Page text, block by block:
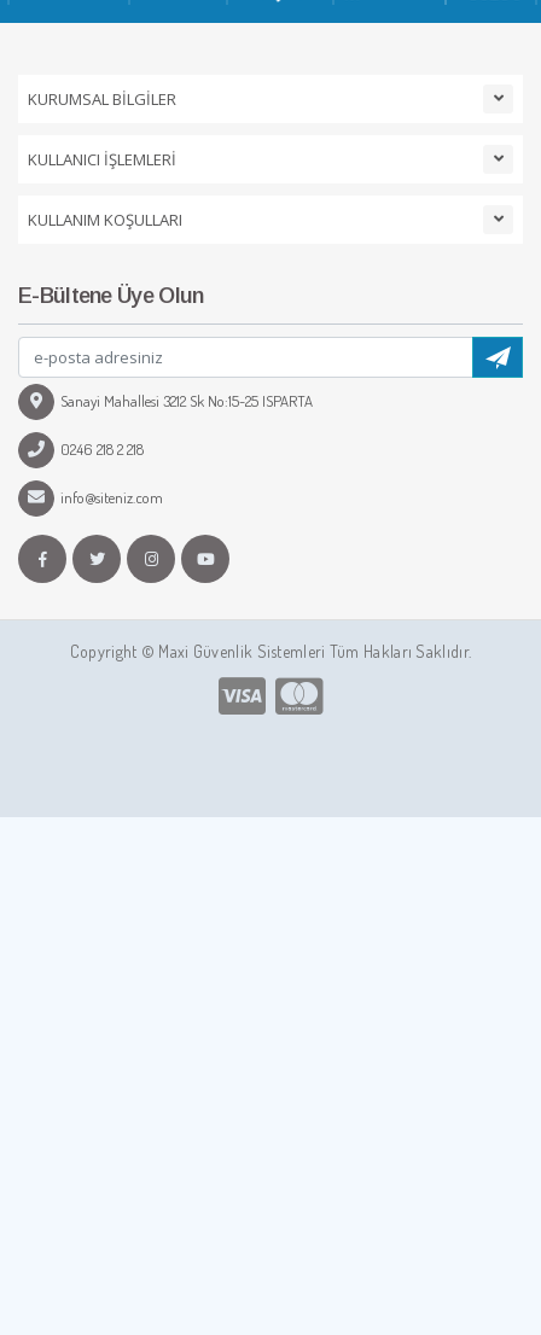
KURUMSAL BİLGİLER
KULLANICI İŞLEMLERİ
KULLANIM KOŞULLARI
E-Bültene Üye Olun
Sanayi Mahallesi 3212 Sk No:15-25 ISPARTA
0246 218 2 218
info@siteniz.com
Copyright © Maxi Güvenlik Sistemleri Tüm Hakları Saklıdır.